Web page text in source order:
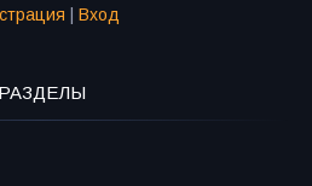
Вход
РАЗДЕЛЫ